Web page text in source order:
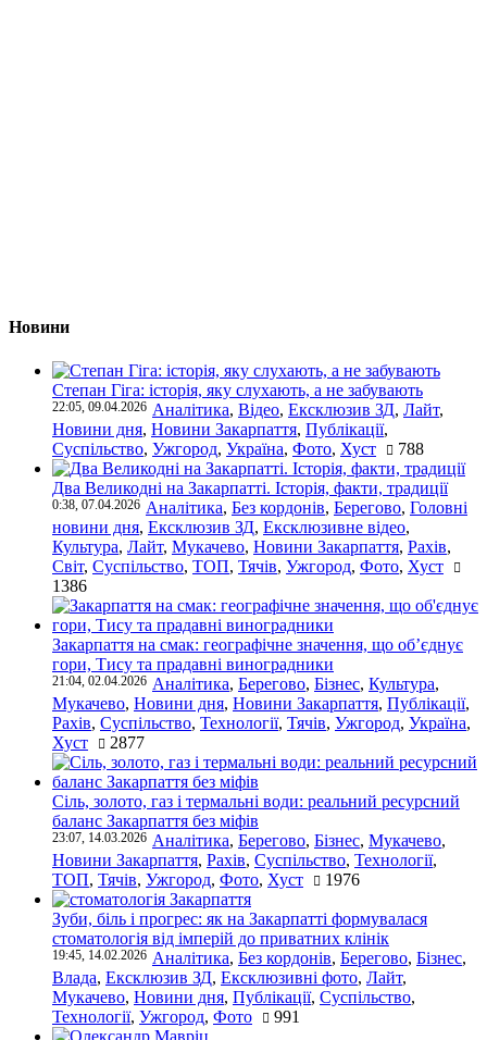
Новини
Степан Гіга: історія, яку слухають, а не забувають
22:05, 09.04.2026 Аналітика, Відео, Ексклюзив ЗД, Лайт,
Новини дня, Новини Закарпаття, Публікації,
Суспільство, Ужгород, Україна, Фото, Хуст 788
Два Великодні на Закарпатті. Історія, факти, традиції
0:38, 07.04.2026 Аналітика, Без кордонів, Берегово, Головні
новини дня, Ексклюзив ЗД, Ексклюзивне відео,
Культура, Лайт, Мукачево, Новини Закарпаття, Рахів,
Світ, Суспільство, ТОП, Тячів, Ужгород, Фото, Хуст
1386
Закарпаття на смак: географічне значення, що об’єднує
гори, Тису та прадавні виноградники
21:04, 02.04.2026 Аналітика, Берегово, Бізнес, Культура,
Мукачево, Новини дня, Новини Закарпаття, Публікації,
Рахів, Суспільство, Технології, Тячів, Ужгород, Україна,
Хуст
2877
Сіль, золото, газ і термальні води: реальний ресурсний
баланс Закарпаття без міфів
23:07, 14.03.2026 Аналітика, Берегово, Бізнес, Мукачево,
Новини Закарпаття, Рахів, Суспільство, Технології,
ТОП, Тячів, Ужгород, Фото, Хуст 1976
Зуби, біль і прогрес: як на Закарпатті формувалася
стоматологія від імперій до приватних клінік
19:45, 14.02.2026 Аналітика, Без кордонів, Берегово, Бізнес,
Влада, Ексклюзив ЗД, Ексклюзивні фото, Лайт,
Мукачево, Новини дня, Публікації, Суспільство,
Технології, Ужгород, Фото 991